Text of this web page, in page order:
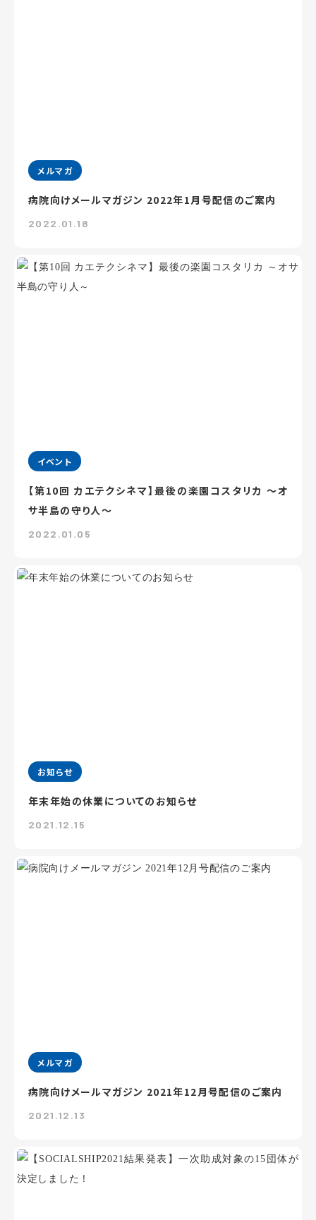
メルマガ
病院向けメールマガジン 2022年1月号配信のご案内
2022.01.18
イベント
【第10回 カエテクシネマ】最後の楽園コスタリカ ～オ
サ半島の守り人～
2022.01.05
お知らせ
年末年始の休業についてのお知らせ
2021.12.15
メルマガ
病院向けメールマガジン 2021年12月号配信のご案内
2021.12.13